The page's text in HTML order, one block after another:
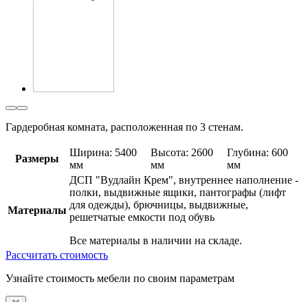
Гардеробная комната, расположенная по 3 стенам.
Размеры
Ширина: 5400
мм
Высота: 2600
мм
Глубина: 600
мм
Материалы
ДСП "Вудлайн Крем", внутреннее наполнение -
полки, выдвижные ящики, пантографы (лифт
для одежды), брючницы, выдвижные,
решетчатые емкости под обувь
Все материалы в наличии на складе.
Рассчитать стоимость
Узнайте стоимость мебели по своим параметрам